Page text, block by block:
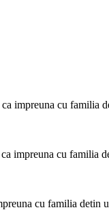
impreuna cu familia
impreuna cu familia
cu familia detin